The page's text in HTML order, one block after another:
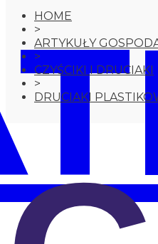
HOME
>
ARTYKUŁY
>
CZYŚCIKI I DRUCIAKI
>
DRUCIAKI